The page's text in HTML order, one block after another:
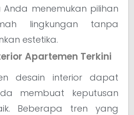
menemukan pilihan
lingkungan tanpa
estetika.
Apartemen Terkini
desain interior dapat
membuat keputusan
Beberapa tren yang